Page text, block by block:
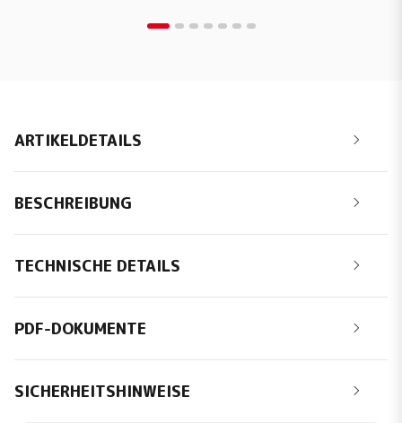
ARTIKELDETAILS
BESCHREIBUNG
TECHNISCHE DETAILS
PDF-DOKUMENTE
SICHERHEITSHINWEISE